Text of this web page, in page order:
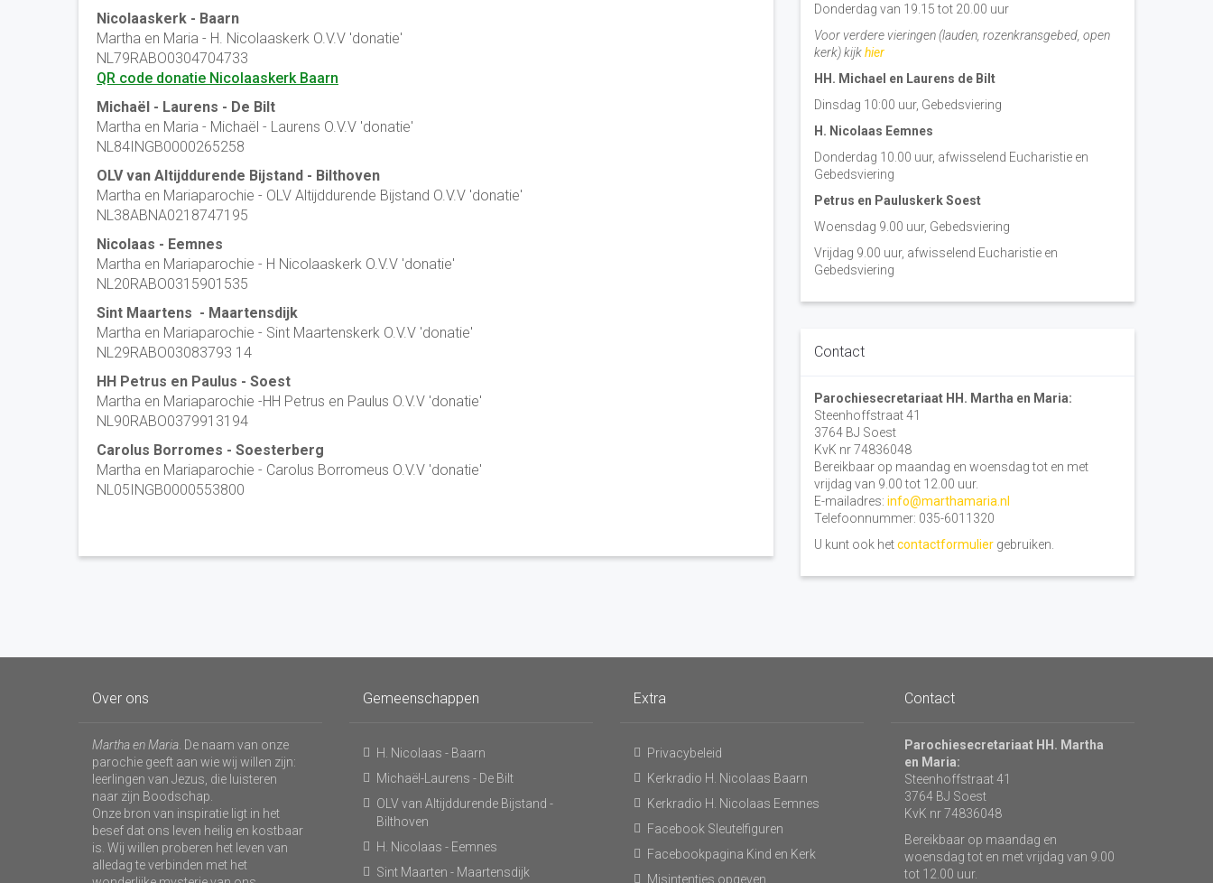
Nicolaaskerk - Baarn
Martha en Maria - H. Nicolaaskerk O.V.V 'donatie'
NL79RABO0304704733
QR code donatie Nicolaaskerk Baarn
Michaël - Laurens - De Bilt
Martha en Maria - Michaël - Laurens O.V.V 'donatie'
NL84INGB0000265258
OLV van Altijddurende Bijstand - Bilthoven
Martha en Mariaparochie - OLV Altijddurende Bijstand O.V.V 'donatie'
NL38ABNA0218747195
Nicolaas - Eemnes
Martha en Mariaparochie - H Nicolaaskerk O.V.V 'donatie'
NL20RABO0315901535
Sint Maartens - Maartensdijk
Martha en Mariaparochie - Sint Maartenskerk O.V.V 'donatie'
NL29RABO03083793 14
HH Petrus en Paulus - Soest
Martha en Mariaparochie -HH Petrus en Paulus O.V.V 'donatie'
NL90RABO0379913194
Carolus Borromes - Soesterberg
Martha en Mariaparochie - Carolus Borromeus O.V.V 'donatie'
NL05INGB0000553800
Donderdag van 19.15 tot 20.00 uur
Voor verdere vieringen (lauden, rozenkransgebed, open
kerk) kijkhier
HH. Michael en Laurens de Bilt
Dinsdag 10:00 uur, Gebedsviering
H. Nicolaas Eemnes
Donderdag 10.00 uur, afwisselend Eucharistie en
Gebedsviering
Petrus en Pauluskerk Soest
Woensdag 9.00 uur, Gebedsviering
Vrijdag 9.00 uur, afwisselend Eucharistie en
Gebedsviering
Contact
Parochiesecretariaat HH. Martha en Maria:
Steenhoffstraat 41
3764 BJ Soest
KvK nr 74836048
Bereikbaar op maandag en woensdag tot en met
vrijdag van 9.00 tot 12.00 uur.
E-mailadres: info@marthamaria.nl
Telefoonnummer: 035-6011320
U kunt ook hetcontactformulier gebruiken.
Over ons
Martha en Maria . De naam van onze
parochie geeft aan wie wij willen zijn:
leerlingen van Jezus, die luisteren
naar zijn Boodschap.
Onze bron van inspiratie ligt in het
besef dat ons leven heilig en kostbaar
is. Wij willen proberen het leven van
alledag te verbinden met het
Gemeenschappen
H. Nicolaas - Baarn
Michaël-Laurens - De Bilt
OLV van Altijddurende Bijstand -
Bilthoven
H. Nicolaas - Eemnes
Sint Maarten - Maartensdijk
Extra
Privacybeleid
Kerkradio H. Nicolaas Baarn
Kerkradio H. Nicolaas Eemnes
Facebook Sleutelfiguren
Facebookpagina Kind en Kerk
Misintenties opgeven
Contact
Parochiesecretariaat HH. Martha
en Maria:
Steenhoffstraat 41
3764 BJ Soest
KvK nr 74836048
Bereikbaar op maandag en
woensdag tot en met vrijdag van 9.00
tot 12.00 uur.